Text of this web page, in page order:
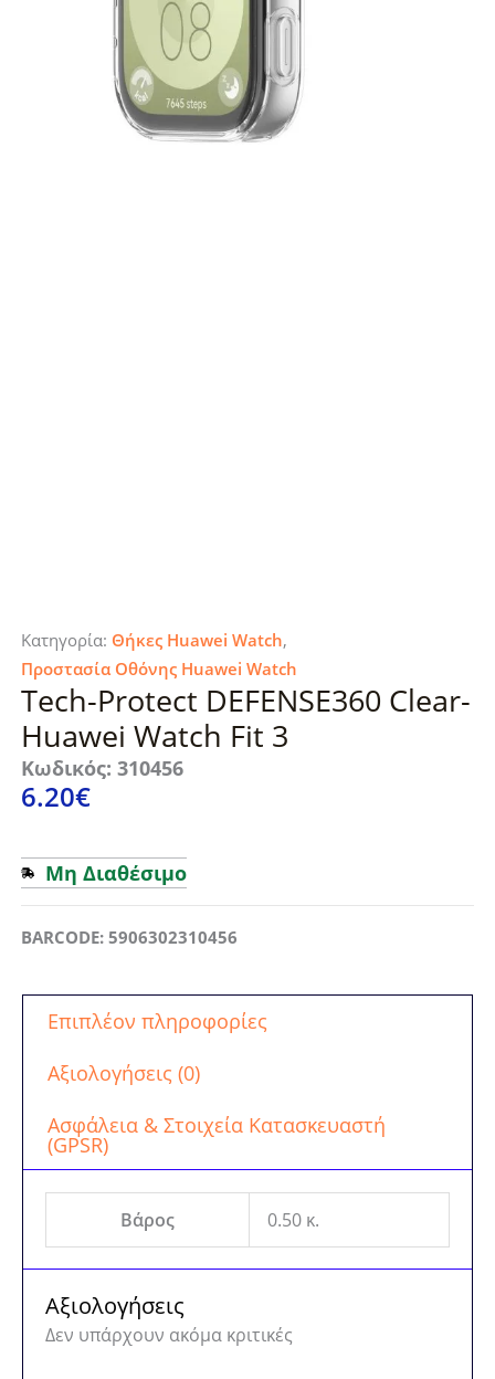
Κατηγορία: Θήκες Huawei Watch,
Προστασία Οθόνης Huawei Watch
Tech-Protect DEFENSE360 Clear-
Huawei Watch Fit 3
Κωδικός: 310456
6.20€
Μη Διαθέσιμο
BARCODE: 5906302310456
Επιπλέον πληροφορίες
Αξιολογήσεις (0)
Ασφάλεια & Στοιχεία Κατασκευαστή
(GPSR)
Βάρος 0.50 κ.
Αξιολογήσεις
Δεν υπάρχουν ακόμα κριτικές